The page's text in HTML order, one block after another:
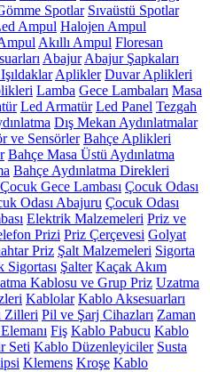
Spotlar Sıvaüstü Spotlar
Ampul Halojen Ampul
Akıllı Ampul Floresan
Abajur Abajur Şapkaları
Aplikler Duvar Aplikleri
Lamba Gece Lambaları Masa
Led Armatür Led Panel Tezgah
Dış Mekan Aydınlatmalar
ve Sensörler Bahçe Aplikleri
Bahçe Masa Üstü Aydınlatma
Bahçe Aydınlatma Direkleri
Çocuk Gece Lambası Çocuk Odası
Odası Abajuru Çocuk Odası
Elektrik Malzemeleri Priz ve
Prizi Priz Çerçevesi Golyat
Priz Şalt Malzemeleri Sigorta
Sigortası Şalter Kaçak Akım
Kablosu ve Grup Priz Uzatma
Kablolar Kablo Aksesuarları
Zilleri Pil ve Şarj Cihazları Zaman
Fiş Kablo Pabucu Kablo
Seti Kablo Düzenleyiciler Susta
Klemens Kroşe Kablo